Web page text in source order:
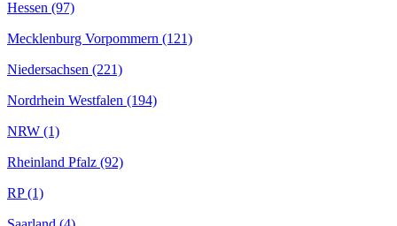
Hessen (97)
Mecklenburg Vorpommern (121)
Niedersachsen (221)
Nordrhein Westfalen (194)
NRW (1)
Rheinland Pfalz (92)
RP (1)